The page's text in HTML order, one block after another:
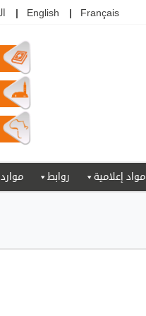
Français
English
مواد إعلامية روابط موارد